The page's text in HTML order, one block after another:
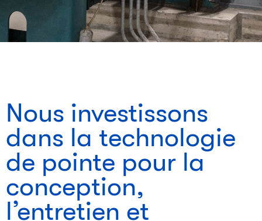
Nous investissons
dans la technologie
de pointe pour la
conception,
l’entretien et